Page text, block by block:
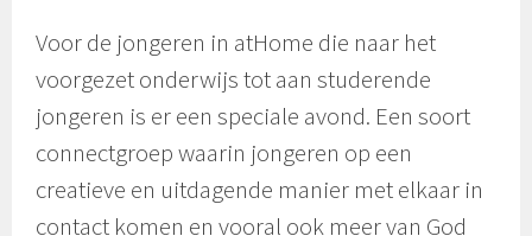
Voor de jongeren in atHome die naar het
voorgezet onderwijs tot aan studerende
jongeren is er een speciale avond. Een soort
connectgroep waarin jongeren op een
creatieve en uitdagende manier met elkaar in
contact komen en vooral ook meer van God